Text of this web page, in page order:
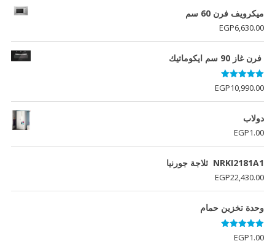
ميكرويف فرن 60 سم
EGP6,630.00
فرن غاز 90 سم ايكوماتيك
تم التقييم
5.00من 5 EGP10,990.00
دولاب
EGP1.00
NRKI2181A1 ثلاجة جورنيا
EGP22,430.00
وحدة تخزين حمام
تم التقييم
EGP1.00